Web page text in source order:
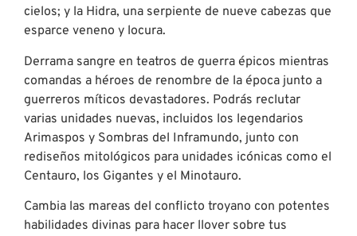
cielos; y la Hidra, una serpiente de nueve cabezas que
esparce veneno y locura.
Derrama sangre en teatros de guerra épicos mientras
comandas a héroes de renombre de la época junto a
guerreros míticos devastadores. Podrás reclutar
varias unidades nuevas, incluidos los legendarios
Arimaspos y Sombras del Inframundo, junto con
rediseños mitológicos para unidades icónicas como el
Centauro, los Gigantes y el Minotauro.
Cambia las mareas del conflicto troyano con potentes
habilidades divinas para hacer llover sobre tus